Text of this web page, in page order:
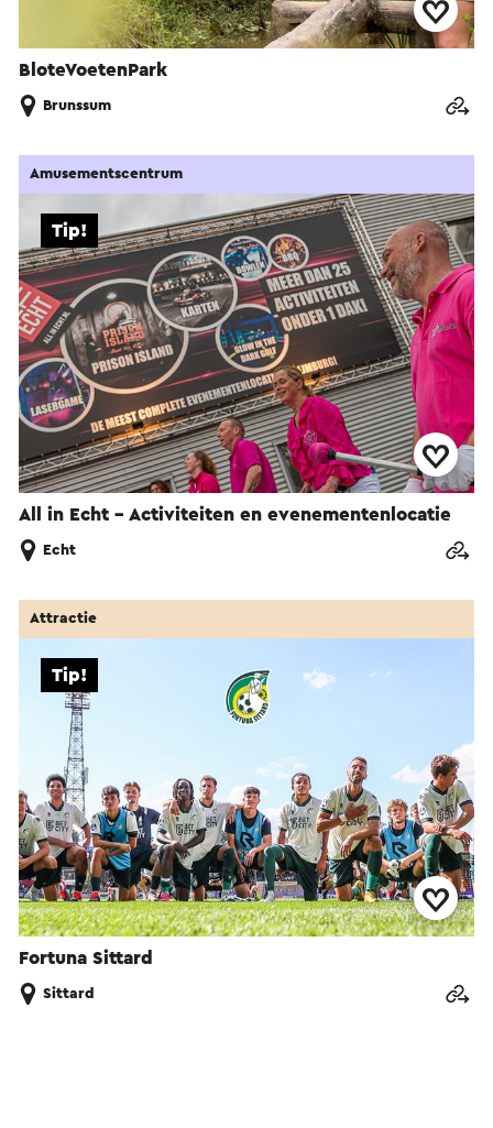
BloteVoetenPark
Brunssum
All in Echt - Activiteiten en evenementenlocatie
Tip!
Amusementscentrum
Echt
Fortuna Sittard
Tip!
Attractie
Sittard